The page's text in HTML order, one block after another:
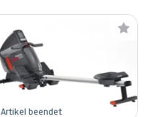
Artikel beendet